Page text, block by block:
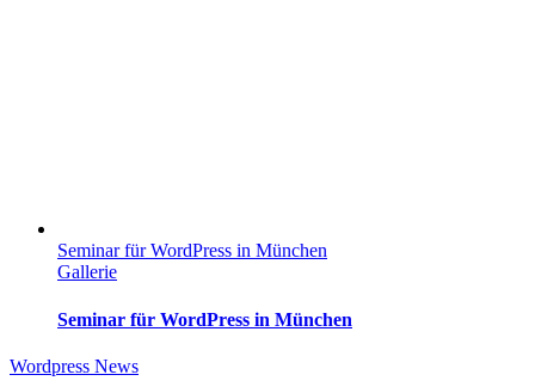
Seminar für WordPress in München
Gallerie
Seminar für WordPress in München
Wordpress News